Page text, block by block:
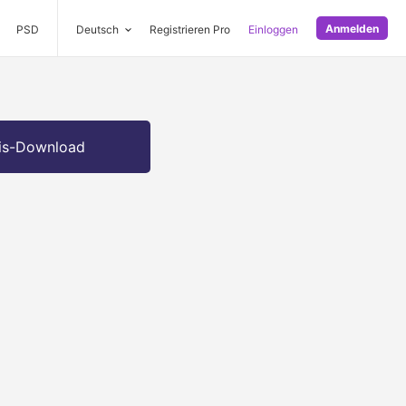
PSD Deutsch Registrieren Pro Einloggen Anmelden
Download